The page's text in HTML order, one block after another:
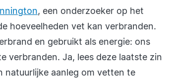
, een onderzoeker op het
hoeveelheden vet kan verbranden.
en gebruikt als energie: ons
verbranden. Ja, lees deze laatste zin
natuurlijke aanleg om vetten te